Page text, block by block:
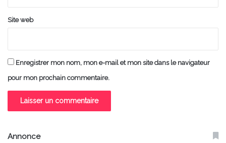
Site web
Enregistrer mon nom, mon e-mail et mon site dans le navigateur
pour mon prochain commentaire.
Annonce